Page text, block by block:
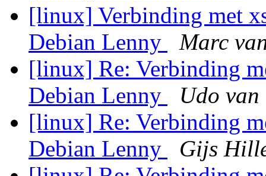
[linux] Verbinding met
Debian Lenny
Marc
[linux] Re: Verbinding
Debian Lenny
Udo van
[linux] Re: Verbinding
Debian Lenny
Gijs